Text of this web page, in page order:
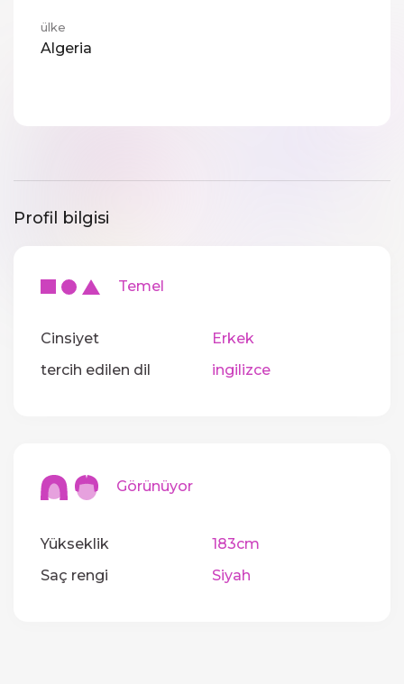
ülke
Algeria
Profil bilgisi
Temel
Cinsiyet
Erkek
tercih edilen dil
ingilizce
Görünüyor
Yükseklik
183cm
Saç rengi
Siyah